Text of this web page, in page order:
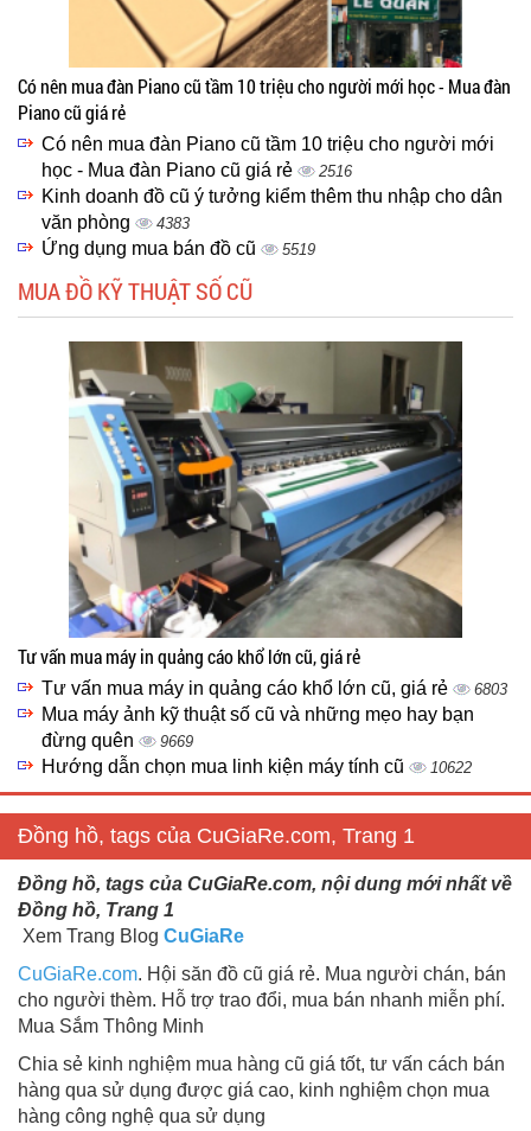
Có nên mua đàn Piano cũ tầm 10 triệu cho người mới học - Mua đàn
Piano cũ giá rẻ
Có nên mua đàn Piano cũ tầm 10 triệu cho người mới
học - Mua đàn Piano cũ giá rẻ
2516
Kinh doanh đồ cũ ý tưởng kiểm thêm thu nhập cho dân
văn phòng
4383
Ứng dụng mua bán đồ cũ 5519
MUA ĐỒ KỸ THUẬT SỐ CŨ
Tư vấn mua máy in quảng cáo khổ lớn cũ, giá rẻ
Tư vấn mua máy in quảng cáo khổ lớn cũ, giá rẻ 6803
Mua máy ảnh kỹ thuật số cũ và những mẹo hay bạn
đừng quên
9669
Hướng dẫn chọn mua linh kiện máy tính cũ 10622
Đồng hồ, tags của CuGiaRe.com, Trang 1
Đồng hồ, tags của CuGiaRe.com, nội dung mới nhất về
Đồng hồ, Trang 1
Xem Trang Blog CuGiaRe
CuGiaRe.com. Hội săn đồ cũ giá rẻ. Mua người chán, bán
cho người thèm. Hỗ trợ trao đổi, mua bán nhanh miễn phí.
Mua Sắm Thông Minh
Chia sẻ kinh nghiệm mua hàng cũ giá tốt, tư vấn cách bán
hàng qua sử dụng được giá cao, kinh nghiệm chọn mua
hàng công nghệ qua sử dụng